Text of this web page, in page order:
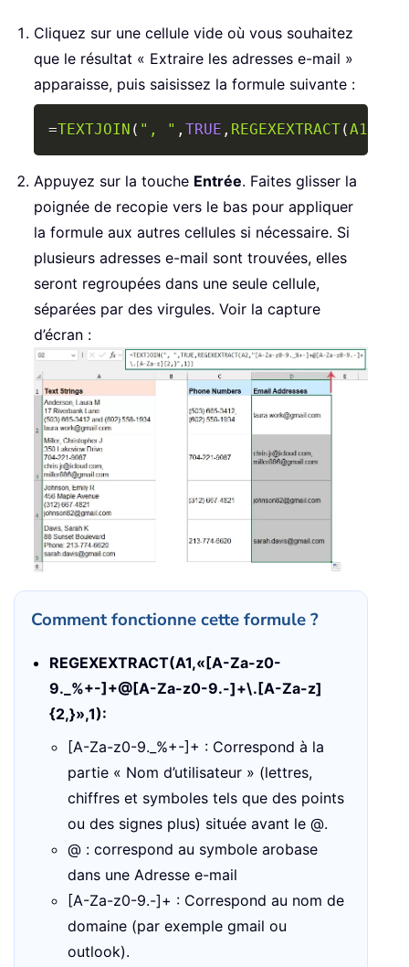
Cliquez sur une cellule vide où vous souhaitez
que le résultat « Extraire les adresses e-mail »
apparaisse, puis saisissez la formule suivante :
=TEXTJOIN ( ", " , TRUE , REGEXEXTRACT(A1
Copy
Appuyez sur la touche Entrée. Faites glisser la
poignée de recopie vers le bas pour appliquer
la formule aux autres cellules si nécessaire. Si
plusieurs adresses e-mail sont trouvées, elles
seront regroupées dans une seule cellule,
séparées par des virgules. Voir la capture
d’écran :
Comment fonctionne cette formule ?
REGEXEXTRACT(A1,«[A-Za-z0-
9._%+-]+@[A-Za-z0-9.-]+\.[A-Za-z]
{2,}»,1):
[A-Za-z0-9._%+-]+ : Correspond à la
partie « Nom d’utilisateur » (lettres,
chiffres et symboles tels que des points
ou des signes plus) située avant le @.
@ : correspond au symbole arobase
dans une Adresse e-mail
[A-Za-z0-9.-]+ : Correspond au nom de
domaine (par exemple gmail ou
outlook).